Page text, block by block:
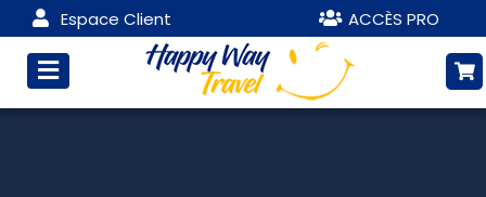
Espace Client ACCÈS PRO